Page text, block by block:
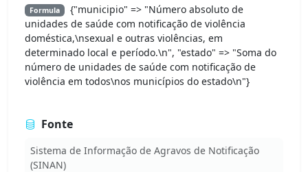
Formula
{"municipio" => "Número absoluto de
unidades de saúde com notificação de violência
doméstica,\nsexual e outras violências, em
determinado local e período.\n", "estado" => "Soma do
número de unidades de saúde com notificação de
violência em todos\nos municípios do estado\n"}
Fonte
Sistema de Informação de Agravos de Notificação
(SINAN)